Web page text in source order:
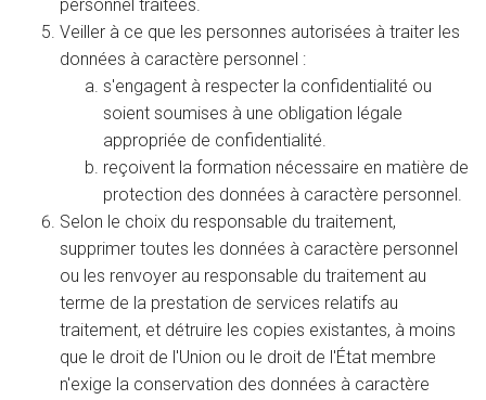
personnel traitées.
Veiller à ce que les personnes autorisées à traiter les
données à caractère personnel :
s'engagent à respecter la confidentialité ou
soient soumises à une obligation légale
appropriée de confidentialité.
reçoivent la formation nécessaire en matière de
protection des données à caractère personnel.
Selon le choix du responsable du traitement,
supprimer toutes les données à caractère personnel
ou les renvoyer au responsable du traitement au
terme de la prestation de services relatifs au
traitement, et détruire les copies existantes, à moins
que le droit de l'Union ou le droit de l'État membre
n'exige la conservation des données à caractère